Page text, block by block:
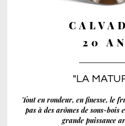
20
"LA
Tout en rondeur, en finesse, le
pas à des arômes de sous-bois
grande puissance